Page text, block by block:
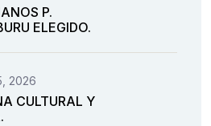
P.
ELEGIDO.
2026
CULTURAL Y